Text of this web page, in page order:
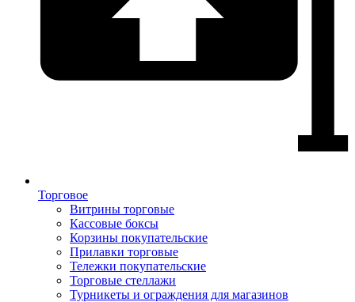
Торговое
Витрины торговые
Кассовые боксы
Корзины покупательские
Прилавки торговые
Тележки покупательские
Торговые стеллажи
Турникеты и ограждения для магазинов